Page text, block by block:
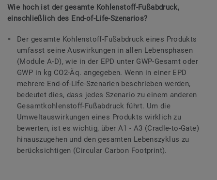
Wie hoch ist der gesamte Kohlenstoff-Fußabdruck,
einschließlich des End-of-Life-Szenarios?
Der gesamte Kohlenstoff-Fußabdruck eines Produkts
umfasst seine Auswirkungen in allen Lebensphasen
(Module A-D), wie in der EPD unter GWP-Gesamt oder
GWP in kg CO2-Äq. angegeben. Wenn in einer EPD
mehrere End-of-Life-Szenarien beschrieben werden,
bedeutet dies, dass jedes Szenario zu einem anderen
Gesamtkohlenstoff-Fußabdruck führt. Um die
Umweltauswirkungen eines Produkts wirklich zu
bewerten, ist es wichtig, über A1 - A3 (Cradle-to-Gate)
hinauszugehen und den gesamten Lebenszyklus zu
berücksichtigen (Circular Carbon Footprint).